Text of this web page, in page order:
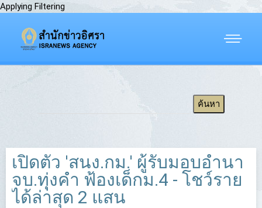
Applying Filtering
เปิดตัว 'สนง.กม.' ผู้รับมอบอำนา
จบ.ทุุ่งคำ ฟ้องเด็กม.4 - โชว์ราย
ได้ล่าสุด 2 แสน